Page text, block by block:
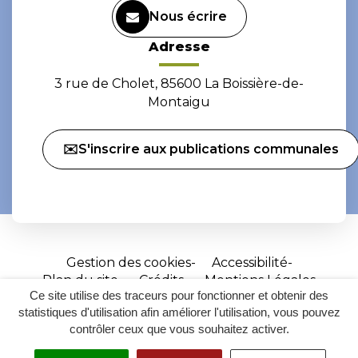
Ce site utilise des traceurs pour fonctionner et obtenir des
statistiques d'utilisation afin améliorer l'utilisation, vous pouvez
contrôler ceux que vous souhaitez activer.
Nous écrire
Adresse
3 rue de Cholet, 85600 La Boissière-de-
Montaigu
✉️S'inscrire aux publications communales
Gestion des cookies
Accessibilité
Plan du site
Crédits
Mentions Légales
Site
réalisé
par